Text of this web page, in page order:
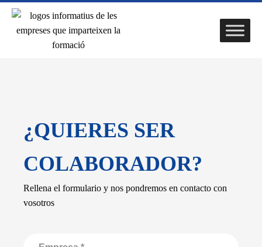
¿QUIERES SER
COLABORADOR?
Rellena el formulario y nos pondremos en contacto con
vosotros